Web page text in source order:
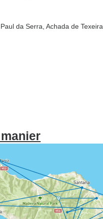
, Paul da Serra , Achada de Texeira